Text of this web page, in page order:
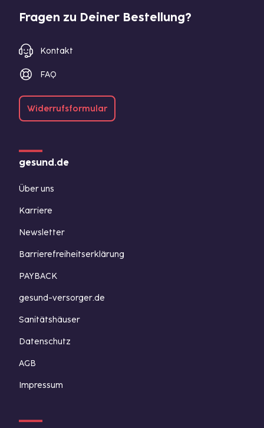
Fragen zu Deiner Bestellung?
Kontakt
FAQ
Widerrufsformular
gesund.de
Über uns
Karriere
Newsletter
Barrierefreiheitserklärung
PAYBACK
gesund-versorger.de
Sanitätshäuser
Datenschutz
AGB
Impressum